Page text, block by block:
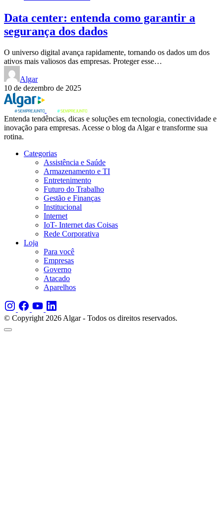
Data center: entenda como garantir a
segurança dos dados
O universo digital avança rapidamente, tornando os dados um dos
ativos mais valiosos das empresas. Proteger esse…
Algar
10 de dezembro de 2025
Entenda tendências, dicas e soluções em tecnologia, conectividade e
inovação para empresas. Acesse o blog da Algar e transforme sua
rotina.
Categorias
Assistência e Saúde
Armazenamento e TI
Entretenimento
Futuro do Trabalho
Gestão e Finanças
Institucional
Internet
IoT- Internet das Coisas
Rede Corporativa
Loja
Para você
Empresas
Governo
Atacado
Aparelhos
© Copyright 2026 Algar - Todos os direitos reservados.